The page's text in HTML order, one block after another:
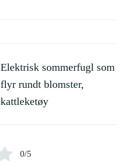
Elektrisk sommerfugl som
flyr rundt blomster,
kattleketøy
0/5